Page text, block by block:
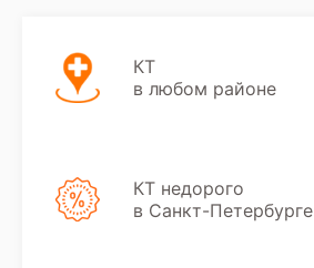
КТ
в любом районе
КТ недорого
в Санкт-Петербурге